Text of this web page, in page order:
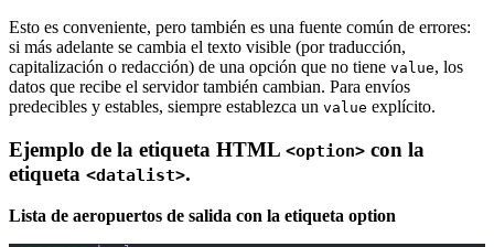
Esto es conveniente, pero también es una fuente común de errores:
si más adelante se cambia el texto visible (por traducción,
capitalización o redacción) de una opción que no tiene value, los
datos que recibe el servidor también cambian. Para envíos
predecibles y estables, siempre establezca un value explícito.
Ejemplo de la etiqueta HTML <option> con la
etiqueta <datalist>.
Lista de aeropuertos de salida con la etiqueta option